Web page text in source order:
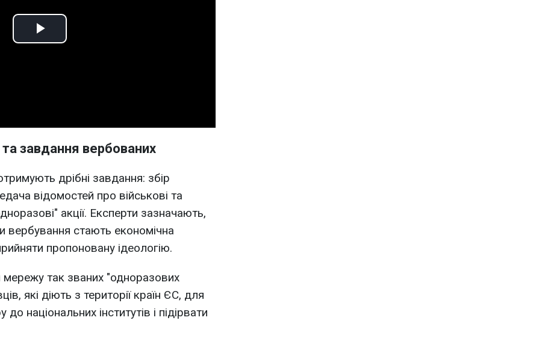
Play
завдання вербованих
дрібні завдання: збір
відомостей про військові та
акції. Експерти зазначають,
стають економічна
пропоновану ідеологію.
так званих "одноразових
які діють з території країн ЄС, для
національних інститутів і підірвати